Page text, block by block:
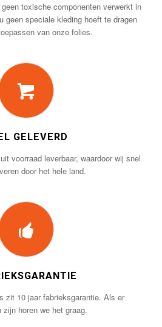
toxische componenten verwerkt in
geen speciale kleding hoeft te dragen
van onze folies.
GELEVERD
voorraad leverbaar, waardoor wij snel
door het hele land.
zit 10 jaar fabrieksgarantie. Als er
zijn horen we het graag.